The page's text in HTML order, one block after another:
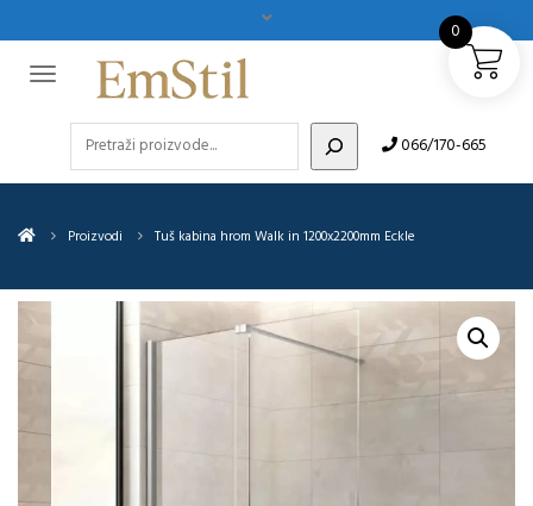
066/170-665
Proizvodi Tuš kabina hrom Walk in 1200x2200mm Eckle
0